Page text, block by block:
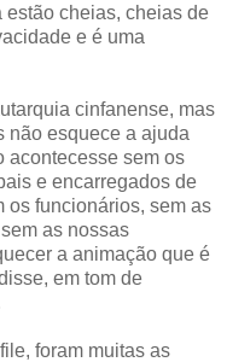
cheias, cheias de
e é uma
cinfanense, mas
não esquece a ajuda
acontecesse sem os
e encarregados de
os funcionários, sem as
as nossas
a animação que é
em tom de
foram muitas as